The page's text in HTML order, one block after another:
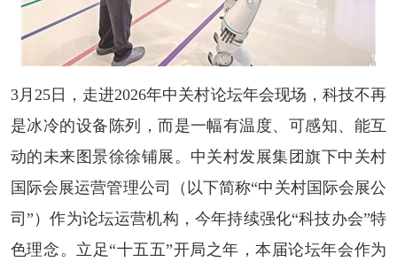
3月25日，走进2026年中关村论坛年会现场，科技不再
是冰冷的设备陈列，而是一幅有温度、可感知、能互
动的未来图景徐徐铺展。中关村发展集团旗下中关村
国际会展运营管理公司（以下简称“中关村国际会展公
司”）作为论坛运营机构，今年持续强化“科技办会”特
色理念。立足“十五五”开局之年，本届论坛年会作为